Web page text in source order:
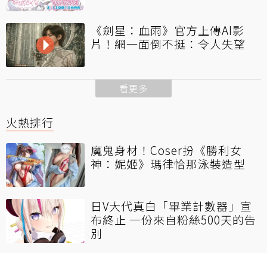
《劍星：血雨》官方上傳AI影
片！網一面倒不挺：令人失望
看更多
火熱排行
魔鬼身材！Coser扮《勝利女
神：妮姬》瑪律恰那泳裝造型
日V大代真白「畢業計數器」宣
布終止 一份來自粉絲500天的告
別